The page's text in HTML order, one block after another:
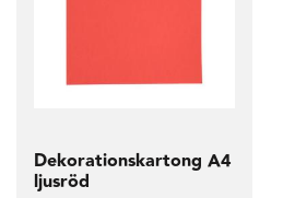
Dekorationskartong A4
ljusröd